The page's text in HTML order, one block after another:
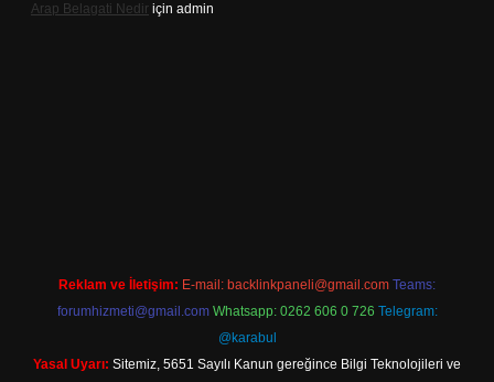
Arap Belagati Nedir için admin
Reklam ve İletişim: E-mail: backlinkpaneli@gmail.com Teams:
forumhizmeti@gmail.com Whatsapp: 0262 606 0 726 Telegram:
@karabul
Yasal Uyarı: Sitemiz, 5651 Sayılı Kanun gereğince Bilgi Teknolojileri ve